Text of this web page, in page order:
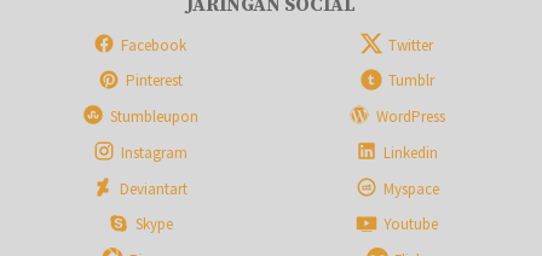
Facebook
Twitter
Pinterest
Tumblr
Stumbleupon
WordPress
Instagram
Linkedin
Deviantart
Myspace
Skype
Youtube